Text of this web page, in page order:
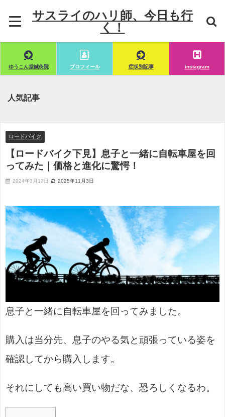
サスライのハリ師、今日も行
く！
ゆうこん堂鍼灸院 プロフィール 症状別記事 instagram
人気記事
ロードバイク
【ロードバイク下見】息子と一緒に自転車屋を回
ってみた｜価格と進化に驚愕！
2024年3月13日 2025年11月3日
息子と一緒に自転車屋を回ってみました。
購入は当分先、息子のやる気と頑張っている姿を
確認してから購入します。
それにしても高い買い物だな、恐ろしくなるわ。